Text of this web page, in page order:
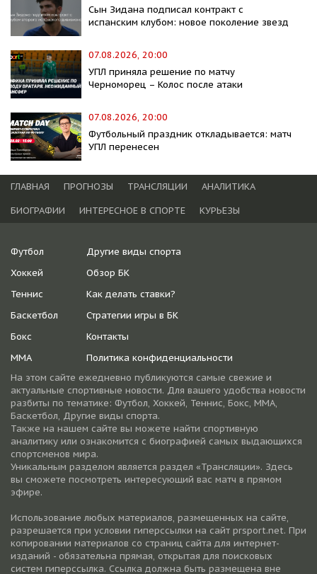
Сын Зидана подписал контракт с
испанским клубом: новое поколение звезд
07.08.2026, 20:00
УПЛ приняла решение по матчу
Черноморец – Колос после атаки
07.08.2026, 20:00
Футбольный праздник откладывается: матч
УПЛ перенесен
ГЛАВНАЯ ПРОГНОЗЫ ТРАНСЛЯЦИИ
АНАЛИТИКА
БИОГРАФИИ
ИНТЕРЕСНОЕ В СПОРТЕ КУРЬЕЗЫ
Футбол
Хоккей
Теннис
Баскетбол
Бокс
ММА
Другие виды спорта
Обзор БК
Как делать ставки?
Стратегии игры в БК
Контакты
Политика конфиденциальности
На этом сайте ежедневно публикуются самые свежие и
актуальные спортивные новости. Для вашего удобства новости
разбиты по тематике: Футбол, Хоккей, Теннис, Бокс, ММА,
Баскетбол, Другие виды спорта.
Также на нашем сайте вы можете найти спортивную
аналитику или ознакомится с биографией самых выдающихся
спортсменов мира.
Уникальным разделом является раздел «Трансляции». Здесь
вы сможете посмотреть интересующий вас матч в прямом
эфире.
Использование любых материалов, размещенных на сайте,
разрешается при условии гиперссылки на cайт prsport.net. При
копировании материалов со страниц сайта для интернет-
изданий - обязательна прямая, открытая для поисковых
систем гиперссылка. Ссылка должна быть размещена вне